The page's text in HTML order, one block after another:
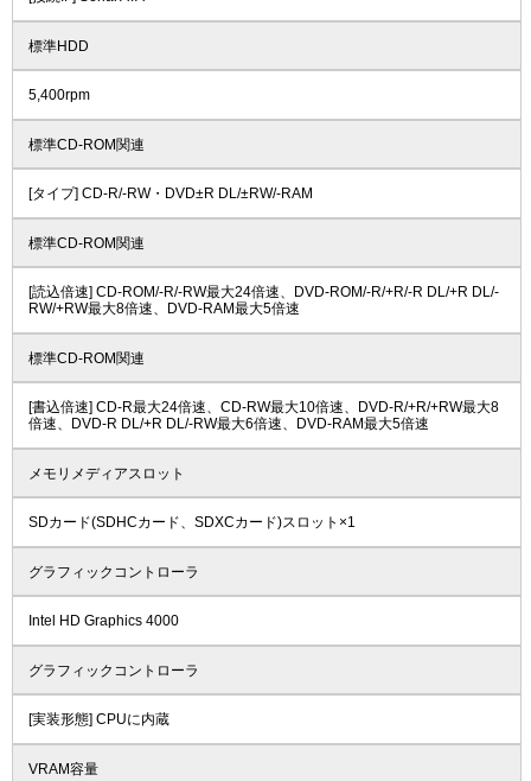
標準HDD
5,400rpm
標準CD-ROM関連
[タイプ] CD-R/-RW・DVD±R DL/±RW/-RAM
標準CD-ROM関連
[読込倍速] CD-ROM/-R/-RW最大24倍速、DVD-ROM/-R/+R/-R DL/+R DL/-
RW/+RW最大8倍速、DVD-RAM最大5倍速
標準CD-ROM関連
[書込倍速] CD-R最大24倍速、CD-RW最大10倍速、DVD-R/+R/+RW最大8
倍速、DVD-R DL/+R DL/-RW最大6倍速、DVD-RAM最大5倍速
メモリメディアスロット
SDカード(SDHCカード、SDXCカード)スロット×1
グラフィックコントローラ
Intel HD Graphics 4000
グラフィックコントローラ
[実装形態] CPUに内蔵
VRAM容量